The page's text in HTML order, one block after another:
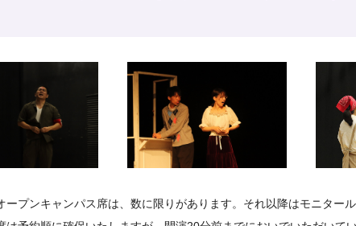
プンキャンパス席は、数に限りがあります。それ以降はモニタール